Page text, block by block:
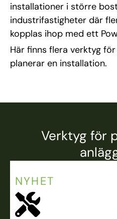
installationer i större
industrifastigheter där
kopplas ihop med ett
Här finns flera verktyg
planerar en installation.
Verktyg för
NYHET